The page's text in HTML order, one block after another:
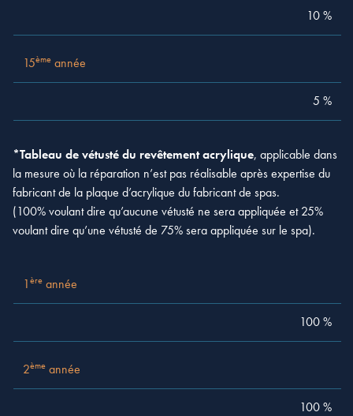
10 %
15ème année
5 %
*Tableau de vétusté du revêtement acrylique, applicable dans
la mesure où la réparation n’est pas réalisable après expertise du
fabricant de la plaque d’acrylique du fabricant de spas.
(100% voulant dire qu’aucune vétusté ne sera appliquée et 25%
voulant dire qu’une vétusté de 75% sera appliquée sur le spa).
4èmeannée50 %
1ère année
100 %
2ème année
100 %